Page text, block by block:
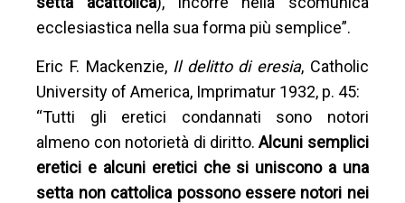
ecclesiastica nella sua forma più semplice”.
Eric F. Mackenzie, Il delitto di eresia, Catholic
University of America, Imprimatur 1932, p. 45:
“Tutti gli eretici condannati sono notori
almeno con notorietà di diritto.Alcuni semplici
eretici e alcuni eretici che si uniscono a una
setta non cattolica possono essere notori nei